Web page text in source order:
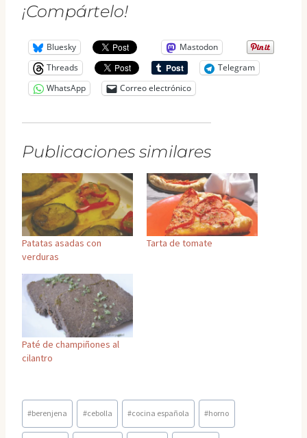
¡Compártelo!
Bluesky
Mastodon
Threads
Telegram
WhatsApp
Correo electrónico
Publicaciones similares
Patatas asadas con
verduras
Tarta de tomate
Paté de champiñones al
cilantro
Etiquetas
de
#berenjena #cebolla #cocina española #horno